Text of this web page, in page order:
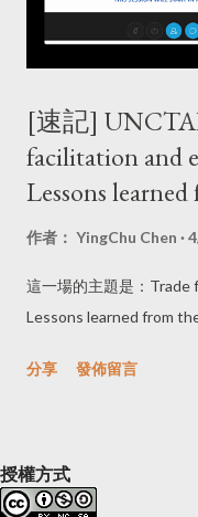
[速記]
facilitation and
Lessons
作者： YingChu Chen
這一場的主題是：
Lessons learned from
分享 發佈留言
授權方式